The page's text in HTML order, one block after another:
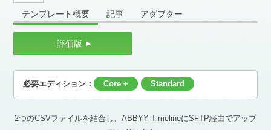
テンプレート概要 記事 アダプター
評価版
必要エディション： Core + Standard
2つのCSVファイルを結合し、ABBYY TimelineにSFTP経由でアップ